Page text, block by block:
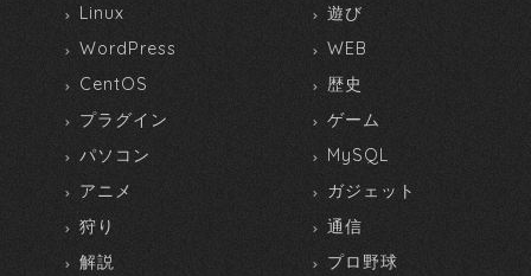
Linux
遊び
WordPress
WEB
CentOS
歴史
プラグイン
ゲーム
パソコン
MySQL
アニメ
ガジェット
狩り
通信
解説
プロ野球